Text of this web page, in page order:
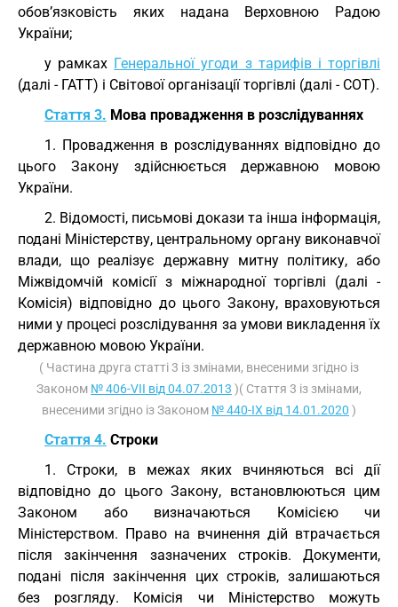
обов’язковість яких надана Верховною Радою
України;
у рамках Генеральної угоди з тарифів і торгівлі
(далі - ГАТТ) і Світової організації торгівлі (далі - СОТ).
Стаття 3. Мова провадження в розслідуваннях
1. Провадження в розслідуваннях відповідно до
цього Закону здійснюється державною мовою
України.
2. Відомості, письмові докази та інша інформація,
подані Міністерству, центральному органу виконавчої
влади, що реалізує державну митну політику, або
Міжвідомчій комісії з міжнародної торгівлі (далі -
Комісія) відповідно до цього Закону, враховуються
ними у процесі розслідування за умови викладення їх
державною мовою України.
( Частина друга статті 3 із змінами, внесеними згідно із
Законом № 406-VII від 04.07.2013 )( Стаття 3 із змінами,
внесеними згідно із Законом № 440-IX від 14.01.2020 )
Стаття 4. Строки
1. Строки, в межах яких вчиняються всі дії
відповідно до цього Закону, встановлюються цим
Законом або визначаються Комісією чи
Міністерством. Право на вчинення дій втрачається
після закінчення зазначених строків. Документи,
подані після закінчення цих строків, залишаються
без розгляду. Комісія чи Міністерство можуть